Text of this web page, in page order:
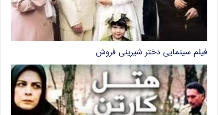
فیلم سینمایی دختر شیرینی فروش